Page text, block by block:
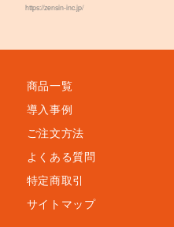
https://zensin-inc.jp/
商品一覧
導入事例
ご注文方法
よくある質問
特定商取引
サイトマップ